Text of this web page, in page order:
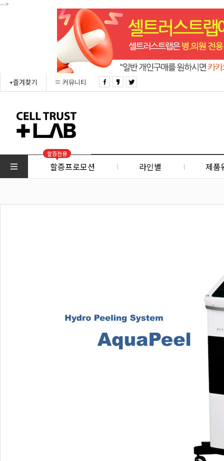
-->
+즐겨찾기 커뮤니티
할증전용
할증프로모션 라인별 제품